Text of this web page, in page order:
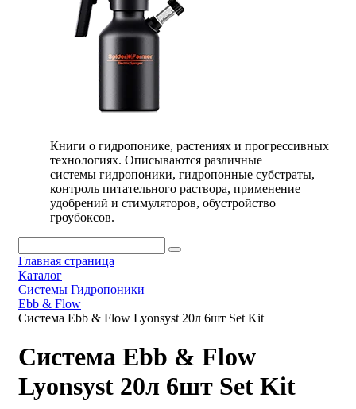
Книги о гидропонике, растениях и прогрессивных
технологиях. Описываются различные
системы гидропоники, гидропонные субстраты,
контроль питательного раствора, применение
удобрений и стимуляторов, обустройство
гроубоксов.
Главная страница
Каталог
Системы Гидропоники
Ebb & Flow
Система Ebb & Flow Lyonsyst 20л 6шт Set Kit
Система Ebb & Flow
Lyonsyst 20л 6шт Set Kit